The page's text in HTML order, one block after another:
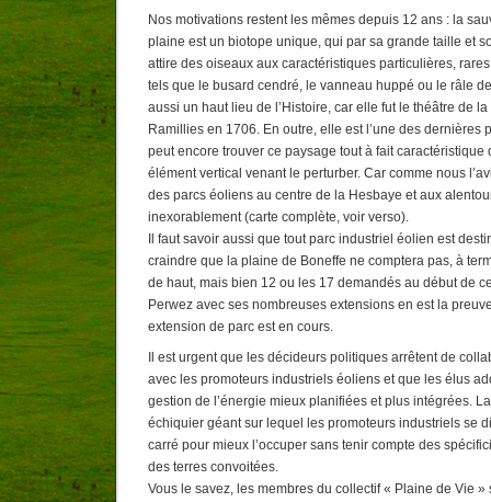
Nos motivations restent les mêmes depuis 12 ans : la
plaine est un biotope unique, qui par sa grande taille et
attire des oiseaux aux caractéristiques particulières,
tels que le busard cendré, le vanneau huppé ou le râle
aussi un haut lieu de l’Histoire, car elle fut le théâtre de
Ramillies en 1706. En outre, elle est l’une des dernières
peut encore trouver ce paysage tout à fait caractéristique
élément vertical venant le perturber. Car comme nous
des parcs éoliens au centre de la Hesbaye et aux
inexorablement (carte complète, voir verso).
Il faut savoir aussi que tout parc industriel éolien est
craindre que la plaine de Boneffe ne comptera pas, à
de haut, mais bien 12 ou les 17 demandés au début de
Perwez avec ses nombreuses extensions en est la
extension de parc est en cours.
Il est urgent que les décideurs politiques arrêtent de
avec les promoteurs industriels éoliens et que les élus
gestion de l’énergie mieux planifiées et plus intégrées.
échiquier géant sur lequel les promoteurs industriels se
carré pour mieux l’occuper sans tenir compte des
des terres convoitées.
Vous le savez, les membres du collectif « Plaine de Vie »